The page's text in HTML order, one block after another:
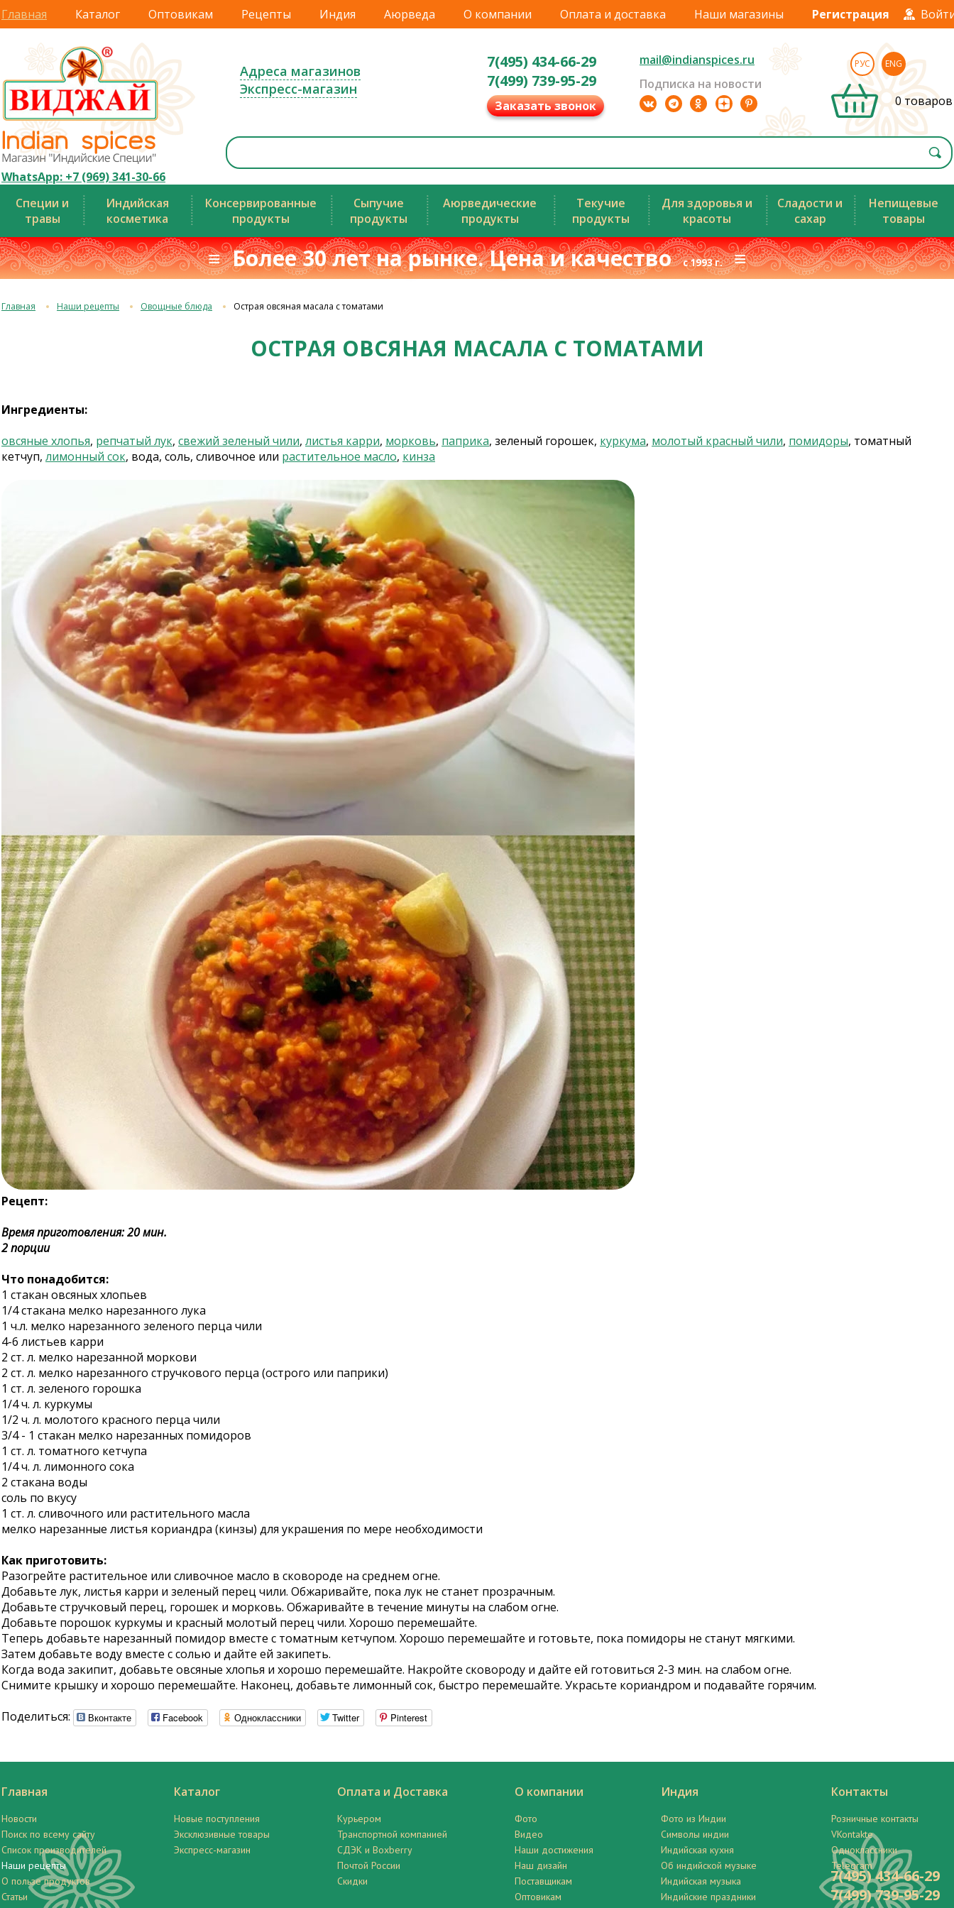
Главная Каталог Оптовикам Рецепты Индия Аюрведа О компании Оплата и доставка Наши магазины Регистрация
WhatsApp: +7 (969) 341-30-66
Адреса магазинов
Экспресс-магазин
7(495) 434-66-29
7(499) 739-95-29
Заказать звонок
mail@indianspices.ru
Подписка на новости
РУС ENG
0 товаров
Специи и
травы
Индийская
косметика
Консервированные
продукты
Сыпучие
продукты
Аюрведические
продукты
Текучие
продукты
Для здоровья и
красоты
Сладости и
сахар
Непищевые
товары
≡ Более 30 лет на рынке. Цена и качествос 1993 г.≡
Главная Наши рецепты Овощные блюда Острая овсяная масала с томатами
ОСТРАЯ ОВСЯНАЯ МАСАЛА С ТОМАТАМИ
Ингредиенты:
овсяные хлопья, репчатый лук, свежий зеленый чили, листья карри, морковь, паприка, зеленый горошек, куркума, молотый красный чили, помидоры, томатный
кетчуп, лимонный сок, вода, соль, сливочное или растительное масло, кинза
Рецепт:
Время приготовления: 20 мин.
2 порции
Что понадобится:
1 стакан овсяных хлопьев
1/4 стакана мелко нарезанного лука
1 ч.л. мелко нарезанного зеленого перца чили
4-6 листьев карри
2 ст. л. мелко нарезанной моркови
2 ст. л. мелко нарезанного стручкового перца (острого или паприки)
1 ст. л. зеленого горошка
1/4 ч. л. куркумы
1/2 ч. л. молотого красного перца чили
3/4 - 1 стакан мелко нарезанных помидоров
1 ст. л. томатного кетчупа
1/4 ч. л. лимонного сока
2 стакана воды
соль по вкусу
1 ст. л. сливочного или растительного масла
мелко нарезанные листья кориандра (кинзы) для украшения по мере необходимости
Как приготовить:
Разогрейте растительное или сливочное масло в сковороде на среднем огне.
Добавьте лук, листья карри и зеленый перец чили. Обжаривайте, пока лук не станет прозрачным.
Добавьте стручковый перец, горошек и морковь. Обжаривайте в течение минуты на слабом огне.
Добавьте порошок куркумы и красный молотый перец чили. Хорошо перемешайте.
Теперь добавьте нарезанный помидор вместе с томатным кетчупом. Хорошо перемешайте и готовьте, пока помидоры не станут мягкими.
Затем добавьте воду вместе с солью и дайте ей закипеть.
Когда вода закипит, добавьте овсяные хлопья и хорошо перемешайте. Накройте сковороду и дайте ей готовиться 2-3 мин. на слабом огне.
Снимите крышку и хорошо перемешайте. Наконец, добавьте лимонный сок, быстро перемешайте. Украсьте кориандром и подавайте горячим.
Поделиться:
Вконтакте Facebook Одноклассники Twitter Pinterest
Главная
Новости
Поиск по всему сайту
Список производителей
Наши рецепты
О пользе продуктов
Статьи
Каталог
Новые поступления
Эксклюзивные товары
Экспресс-магазин
Оплата и Доставка
Курьером
Транспортной компанией
СДЭК и Boxberry
Почтой России
Скидки
О компании
Фото
Видео
Наши достижения
Наш дизайн
Поставщикам
Оптовикам
Индия
Фото из Индии
Символы индии
Индийская кухня
Об индийской музыке
Индийская музыка
Индийские праздники
Контакты
Розничные контакты
VKontakte
Одноклассники
Telegram
7(495) 434-66-29
7(499) 739-95-29